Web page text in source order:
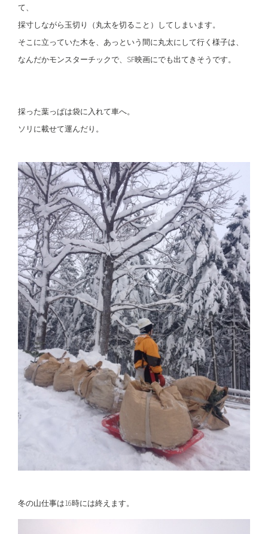
て、
採寸しながら玉切り（丸太を切ること）してしまいます。
そこに立っていた木を、あっという間に丸太にして行く様子は、
なんだかモンスターチックで、SF映画にでも出てきそうです。
採った葉っぱは袋に入れて車へ。
ソリに載せて運んだり。
冬の山仕事は16時には終えます。